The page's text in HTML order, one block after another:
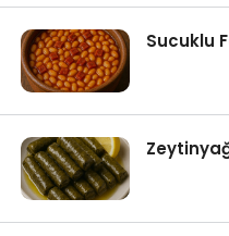
Sucuklu